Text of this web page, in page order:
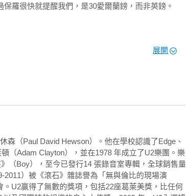
謙抑……一本慷慨又充滿活力的書。」
切的點睛之筆，每一章都使用一首 U2 的歌曲，將
唱的回憶錄非常成功……誠實、機智、資料豐富、
羅很快就提醒我們，是30愛爾蘭鎊，而非英鎊。
少的。」他回答：「在電影業，我可能一天就得要
知道保羅不可能每週只靠30鎊生活，哪有可能。
英鎊的收入雖然不多，但意義重大。你們不僅需
到的所有人，你都必須支付相當的報酬，而且他
你需要我的原因
展開
森（Paul David Hewson）。他在學校認識了Edge、
（Adam Clayton），並在1978 年成立了U2樂團。樂
（Boy），至今已發行14 張錄音室專輯，全球銷售量
2011）被《滾石》雜誌譽為「無與倫比的現場演
U2贏得了無數的獎項，包括22座葛萊美獎，比任何